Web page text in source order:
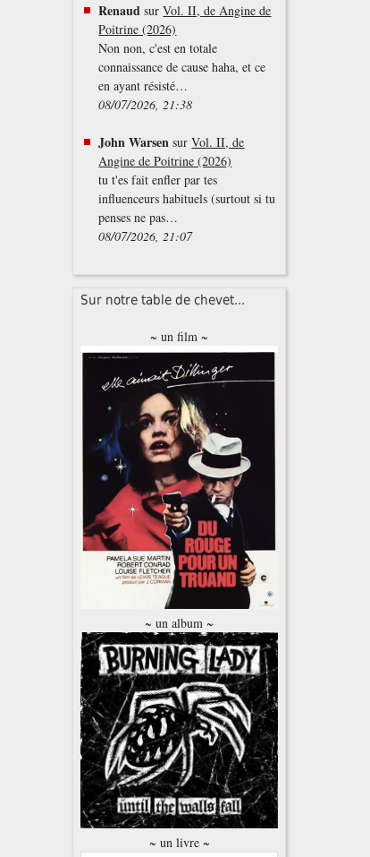
Renaud surVol. II, de Angine de
Poitrine (2026)
Non non, c'est en totale
connaissance de cause haha, et ce
en ayant résisté…
08/07/2026, 21:38
John Warsen surVol. II, de
Angine de Poitrine (2026)
tu t'es fait enfler par tes
influenceurs habituels (surtout si tu
penses ne pas…
08/07/2026, 21:07
Sur notre table de chevet...
~ un film ~
~ un album ~
~ un livre ~